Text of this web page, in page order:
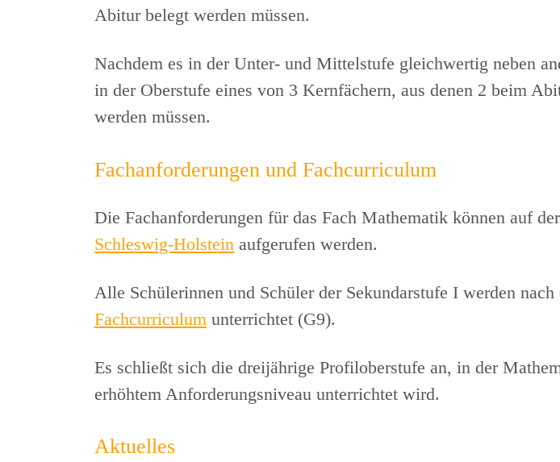
Abitur belegt werden müssen.
Nachdem es in der Unter- und Mittelstufe gleichwertig neben
in der Oberstufe eines von 3 Kernfächern, aus denen 2 beim
werden müssen.
Fachanforderungen und Fachcurriculum
Die Fachanforderungen für das Fach Mathematik können auf der
Schleswig-Holstein aufgerufen werden.
Alle Schülerinnen und Schüler der Sekundarstufe I werden
Fachcurriculum unterrichtet (G9).
Es schließt sich die dreijährige Profiloberstufe an, in der
erhöhtem Anforderungsniveau unterrichtet wird.
Aktuelles